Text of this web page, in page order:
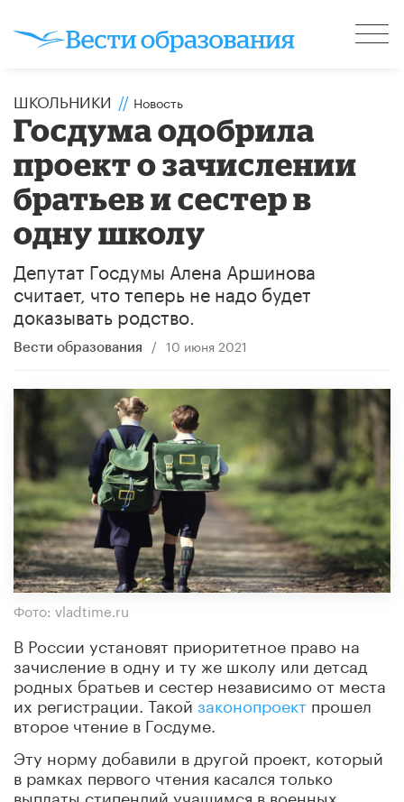
ШКОЛЬНИКИ // Новость
Госдума одобрила
проект о зачислении
братьев и сестер в
одну школу
Депутат Госдумы Алена Аршинова
считает, что теперь не надо будет
доказывать родство.
Вести образования / 10 июня 2021
Фото: vladtime.ru
В России установят приоритетное право на
зачисление в одну и ту же школу или детсад
родных братьев и сестер независимо от места
их регистрации. Такой законопроект прошел
второе чтение в Госдуме.
Эту норму добавили в другой проект, который
в рамках первого чтения касался только
выплаты стипендий учащимся в военных